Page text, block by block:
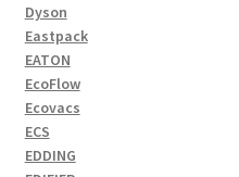
Dyson
Eastpack
EATON
EcoFlow
Ecovacs
ECS
EDDING